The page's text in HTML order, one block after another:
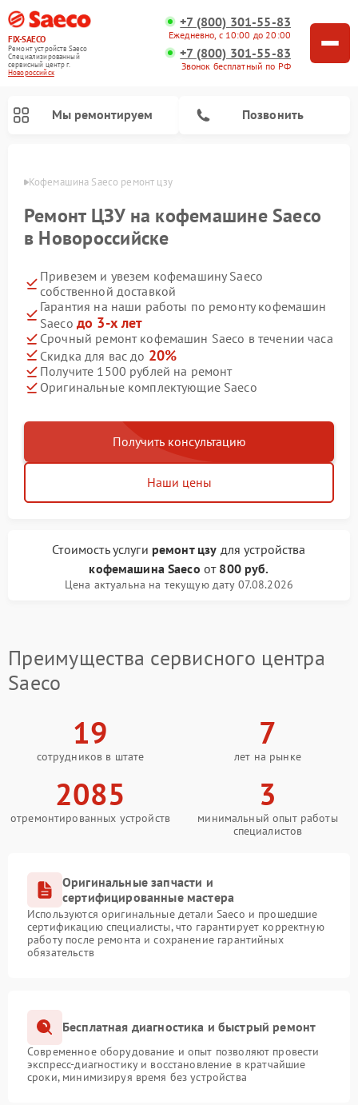
FIX-SAECO
Ремонт устройств Saeco
Специализированный
cервисный центр г.
Новороссийск
+7 (800) 301-55-83
Ежедневно, с 10:00 до 20:00
+7 (800) 301-55-83
Звонок бесплатный по РФ
Мы ремонтируем Позвонить
Кофемашина Saeco ремонт цзу
Ремонт ЦЗУ на кофемашине Saeco
в Новороссийске
Привезем и увезем кофемашину Saeco
собственной доставкой
Гарантия на наши работы по ремонту кофемашин
Saeco до 3-х лет
Срочный ремонт кофемашин Saeco в течении часа
Скидка для вас до 20%
Получите 1500 рублей на ремонт
Оригинальные комплектующие Saeco
Получить консультацию
Наши цены
Стоимость услуги ремонт цзу для устройства
кофемашина Saeco от 800 руб.
Цена актуальна на текущую дату 07.08.2026
Преимущества сервисного центра
Saeco
19
сотрудников в штате
7
лет на рынке
2085
отремонтированных устройств
3
минимальный опыт работы
специалистов
Оригинальные запчасти и
сертифицированные мастера
Используются оригинальные детали Saeco и прошедшие
сертификацию специалисты, что гарантирует корректную
работу после ремонта и сохранение гарантийных
обязательств
Бесплатная диагностика и быстрый ремонт
Современное оборудование и опыт позволяют провести
экспресс-диагностику и восстановление в кратчайшие
сроки, минимизируя время без устройства